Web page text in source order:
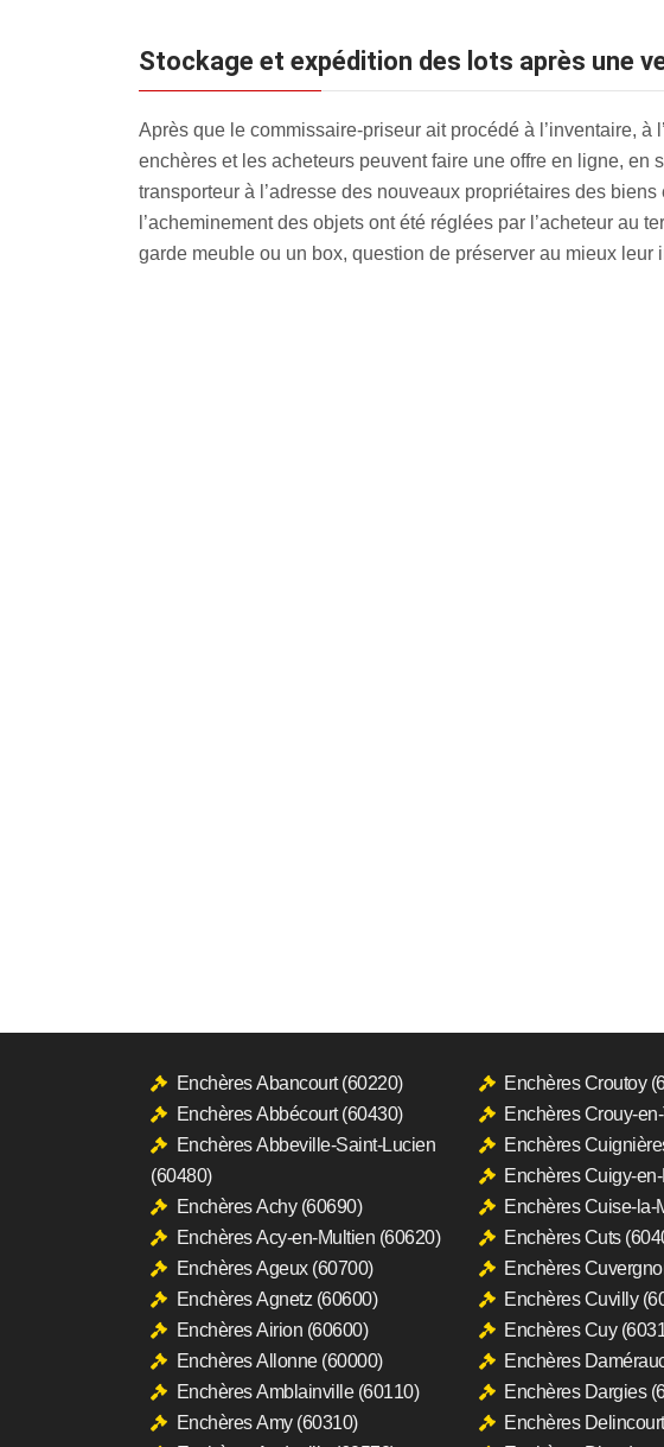
Stockage et expédition des lots après une
Après que le commissaire-priseur ait procédé à l’inventaire,
enchères et les acheteurs peuvent faire une offre en ligne,
transporteur à l’adresse des nouveaux propriétaires des
l’acheminement des objets ont été réglées par l’acheteur au
garde meuble ou un box, question de préserver au mieux leur
Enchères Abancourt (60220)
Enchères Abbécourt (60430)
Enchères Abbeville-Saint-Lucien
(60480)
Enchères Achy (60690)
Enchères Acy-en-Multien (60620)
Enchères Ageux (60700)
Enchères Agnetz (60600)
Enchères Airion (60600)
Enchères Allonne (60000)
Enchères Amblainville (60110)
Enchères Amy (60310)
Enchères Croutoy
Enchères Crouy-
Enchères
Enchères Cuigy-
Enchères Cuise-la-
Enchères Cuts
Enchères
Enchères Cuvilly
Enchères Cuy
Enchères
Enchères Dargies
Enchères